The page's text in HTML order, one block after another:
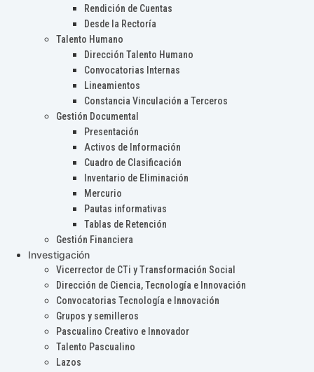
Rendición de Cuentas
Desde la Rectoría
Talento Humano
Dirección Talento Humano
Convocatorias Internas
Lineamientos
Constancia Vinculación a Terceros
Gestión Documental
Presentación
Activos de Información
Cuadro de Clasificación
Inventario de Eliminación
Mercurio
Pautas informativas
Tablas de Retención
Gestión Financiera
Investigación
Vicerrector de CTi y Transformación Social
Dirección de Ciencia, Tecnología e Innovación
Convocatorias Tecnología e Innovación
Grupos y semilleros
Pascualino Creativo e Innovador
Talento Pascualino
Lazos